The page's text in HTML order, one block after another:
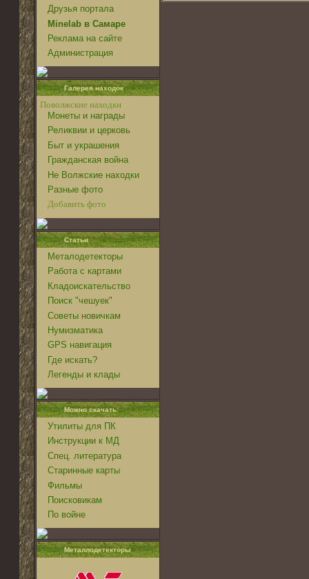
Друзья портала
Minelab в Самаре
Реклама на сайте
Администрация
Галерея находок
Поволжские находки
Монеты и награды
Реликвии и церковь
Быт и украшения
Гражданская война
Не Волжские находки
Разные фото
Добавить фото
Статьи
Металодетекторы
Работа с картами
Кладоискательство
Поиск "чешуек"
Советы новичкам
Нумизматика
GPS навигация
Где искать?
Легенды и клады
Можно скачать:
Утилиты для ПК
Инструкции к МД
Спец. литература
Старинные карты
Фильмы
Поисковикам
По войне
Металлодетекторы